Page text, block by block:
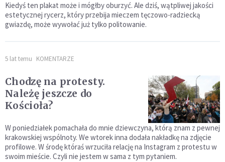
Kiedyś ten plakat może i mógłby oburzyć. Ale dziś, wątpliwej jakości
estetycznej rycerz, który przebija mieczem tęczowo-radziecką
gwiazdę, może wywołać już tylko politowanie.
5 lat temu KOMENTARZE
Chodzę na protesty.
Należę jeszcze do
Kościoła?
W poniedziałek pomachała do mnie dziewczyna, którą znam z pewnej
krakowskiej wspólnoty. We wtorek inna dodała nakładkę na zdjęcie
profilowe. W środę któraś wrzuciła relację na Instagram z protestu w
swoim mieście. Czyli nie jestem w sama z tym pytaniem.